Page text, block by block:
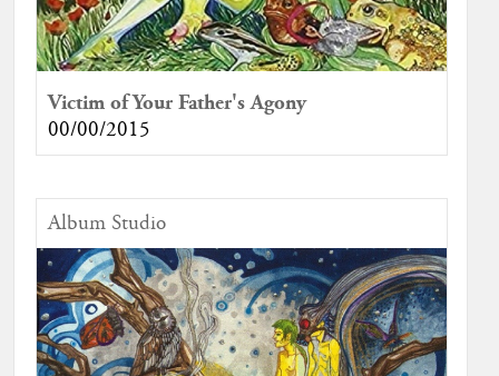
Victim of Your Father's Agony
00/00/2015
Album Studio